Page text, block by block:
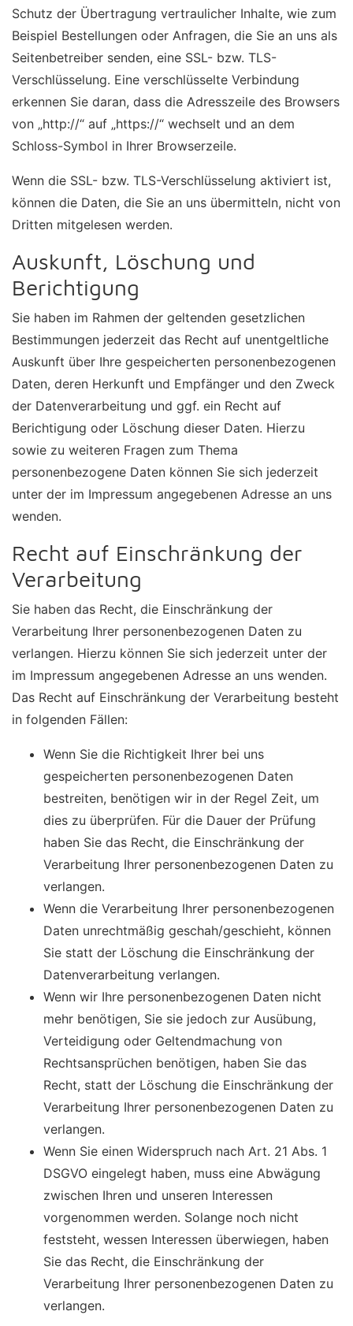
Schutz der Übertragung vertraulicher Inhalte, wie zum
Beispiel Bestellungen oder Anfragen, die Sie an uns als
Seitenbetreiber senden, eine SSL- bzw. TLS-
Verschlüsselung. Eine verschlüsselte Verbindung
erkennen Sie daran, dass die Adresszeile des Browsers
von „http://“ auf „https://“ wechselt und an dem
Schloss-Symbol in Ihrer Browserzeile.
Wenn die SSL- bzw. TLS-Verschlüsselung aktiviert ist,
können die Daten, die Sie an uns übermitteln, nicht von
Dritten mitgelesen werden.
Auskunft, Löschung und
Berichtigung
Sie haben im Rahmen der geltenden gesetzlichen
Bestimmungen jederzeit das Recht auf unentgeltliche
Auskunft über Ihre gespeicherten personenbezogenen
Daten, deren Herkunft und Empfänger und den Zweck
der Datenverarbeitung und ggf. ein Recht auf
Berichtigung oder Löschung dieser Daten. Hierzu
sowie zu weiteren Fragen zum Thema
personenbezogene Daten können Sie sich jederzeit
unter der im Impressum angegebenen Adresse an uns
wenden.
Recht auf Einschränkung der
Verarbeitung
Sie haben das Recht, die Einschränkung der
Verarbeitung Ihrer personenbezogenen Daten zu
verlangen. Hierzu können Sie sich jederzeit unter der
im Impressum angegebenen Adresse an uns wenden.
Das Recht auf Einschränkung der Verarbeitung besteht
in folgenden Fällen:
Wenn Sie die Richtigkeit Ihrer bei uns
gespeicherten personenbezogenen Daten
bestreiten, benötigen wir in der Regel Zeit, um
dies zu überprüfen. Für die Dauer der Prüfung
haben Sie das Recht, die Einschränkung der
Verarbeitung Ihrer personenbezogenen Daten zu
verlangen.
Wenn die Verarbeitung Ihrer personenbezogenen
Daten unrechtmäßig geschah/geschieht, können
Sie statt der Löschung die Einschränkung der
Datenverarbeitung verlangen.
Wenn wir Ihre personenbezogenen Daten nicht
mehr benötigen, Sie sie jedoch zur Ausübung,
Verteidigung oder Geltendmachung von
Rechtsansprüchen benötigen, haben Sie das
Recht, statt der Löschung die Einschränkung der
Verarbeitung Ihrer personenbezogenen Daten zu
verlangen.
Wenn Sie einen Widerspruch nach Art. 21 Abs. 1
DSGVO eingelegt haben, muss eine Abwägung
zwischen Ihren und unseren Interessen
vorgenommen werden. Solange noch nicht
feststeht, wessen Interessen überwiegen, haben
Sie das Recht, die Einschränkung der
Verarbeitung Ihrer personenbezogenen Daten zu
verlangen.